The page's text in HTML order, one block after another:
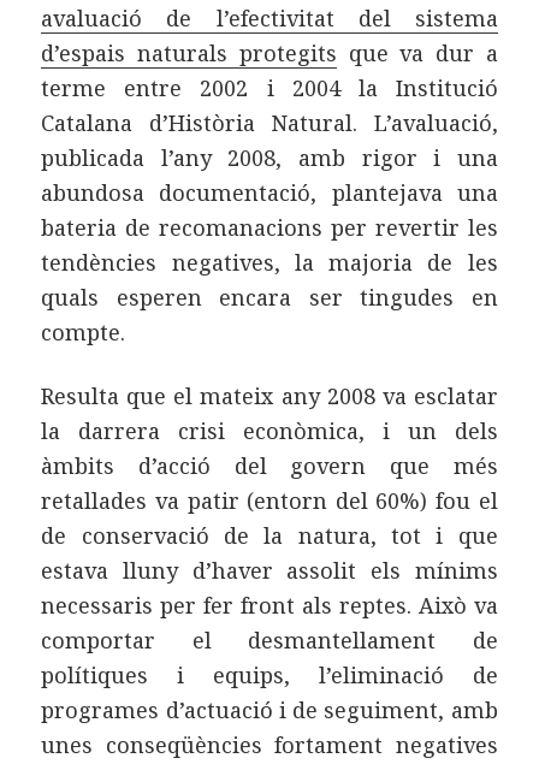
avaluació de l’efectivitat del sistema
d’espais naturals protegits que va dur a
terme entre 2002 i 2004 la Institució
Catalana d’Història Natural. L’avaluació,
publicada l’any 2008, amb rigor i una
abundosa documentació, plantejava una
bateria de recomanacions per revertir les
tendències negatives, la majoria de les
quals esperen encara ser tingudes en
compte.
Resulta que el mateix any 2008 va esclatar
la darrera crisi econòmica, i un dels
àmbits d’acció del govern que més
retallades va patir (entorn del 60%) fou el
de conservació de la natura, tot i que
estava lluny d’haver assolit els mínims
necessaris per fer front als reptes. Això va
comportar el desmantellament de
polítiques i equips, l’eliminació de
programes d’actuació i de seguiment, amb
unes conseqüències fortament negatives